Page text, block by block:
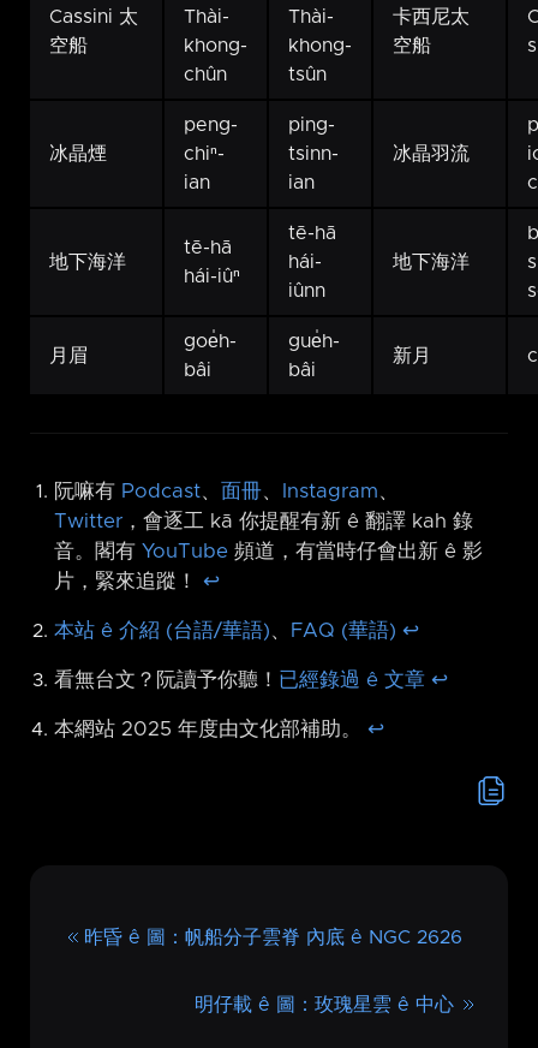
Cassini 太
空船
Thài-
khong-
chûn
Thài-
khong-
tsûn
卡西尼太
空船
冰晶煙
peng-
chiⁿ-
ian
ping-
tsinn-
ian
冰晶羽流
地下海洋
tē-hā
hái-iûⁿ
tē-hā
hái-
iûnn
地下海洋
月眉
goe̍h-
bâi
gue̍h-
bâi
新月
阮嘛有 Podcast、 面冊、 Instagram、
Twitter ，會逐工 kā 你提醒有新 ê 翻譯 kah 錄
音。閣有 YouTube 頻道，有當時仔會出新 ê 影
片，緊來追蹤！ ↩︎
本站 ê 介紹 (台語/華語)、 FAQ (華語) ↩︎
看無台文？阮讀予你聽！ 已經錄過 ê 文章 ↩︎
本網站 2025 年度由文化部補助。 ↩︎
昨昏 ê 圖：帆船分子雲脊 內底 ê NGC 2626
明仔載 ê 圖：玫瑰星雲 ê 中心